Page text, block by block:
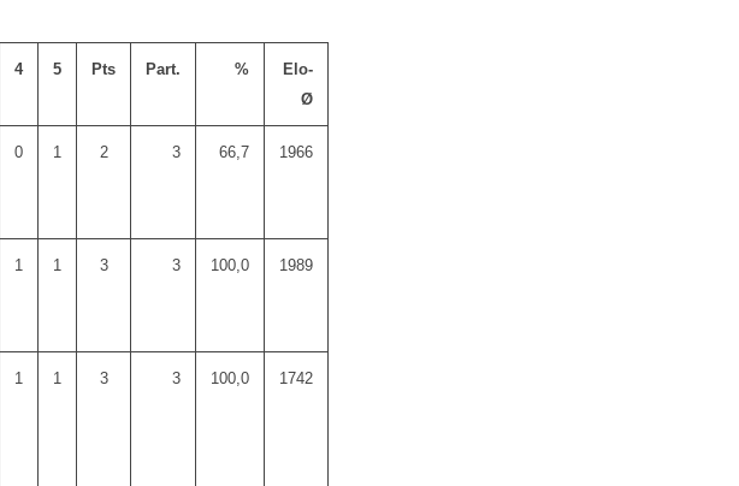
4 5 Pts Part. %
Elo-
Ø
0 1 2 3 66,7 1966
1 1 3 3 100,0 1989
1 1 3 3 100,0 1742